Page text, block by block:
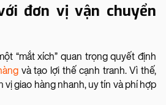
đơn vị vận chuyển
“mắt xích” quan trọng quyết định
và tạo lợi thế cạnh tranh. Vì thế,
vị giao hàng nhanh, uy tín và phí hợp